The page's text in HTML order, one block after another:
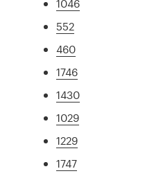
1046
552
460
1746
1430
1029
1229
1747